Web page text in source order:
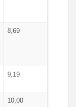
8,69
9,19
10,00